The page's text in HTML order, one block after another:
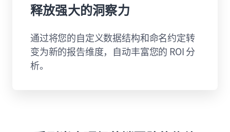
释放强大的洞察力
通过将您的自定义数据结构和命名约定转
变为新的报告维度，自动丰富您的 ROI 分
析。